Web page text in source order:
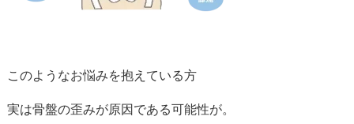
このようなお悩みを抱えている方
実は骨盤の歪みが原因である可能性が。